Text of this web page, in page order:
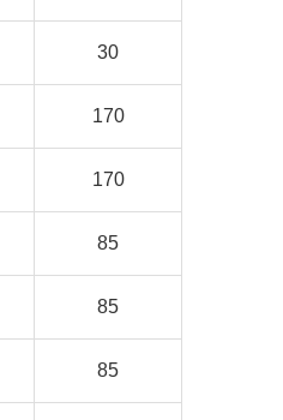
30
170
170
85
85
85